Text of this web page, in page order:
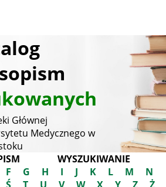
Głównej
Medycznego w
WYSZUKIWANIE
F G H I J K L M
N